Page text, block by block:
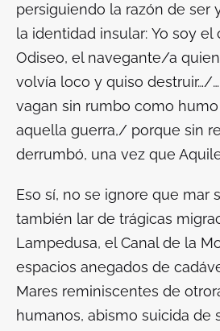
persiguiendo la razón de ser
la identidad insular: Yo soy el
Odiseo, el navegante/a
volvía loco y quiso destruir…/
vagan sin rumbo como
aquella guerra,/ porque sin
derrumbó, una vez que
Eso sí, no se ignore que mar
también lar de trágicas
Lampedusa, el Canal de la
espacios anegados de
Mares reminiscentes de
humanos, abismo suicida de